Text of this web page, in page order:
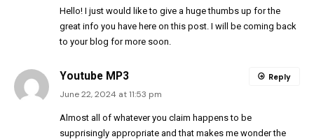
Hello! I just would like to give a huge thumbs up for the
great info you have here on this post. I will be coming back
to your blog for more soon.
Youtube MP3
June 22, 2024 at 11:53 pm
Almost all of whatever you claim happens to be
supprisingly appropriate and that makes me wonder the
Reply